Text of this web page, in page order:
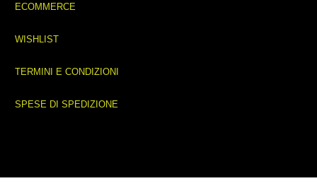
ECOMMERCE
WISHLIST
TERMINI E CONDIZIONI
SPESE DI SPEDIZIONE